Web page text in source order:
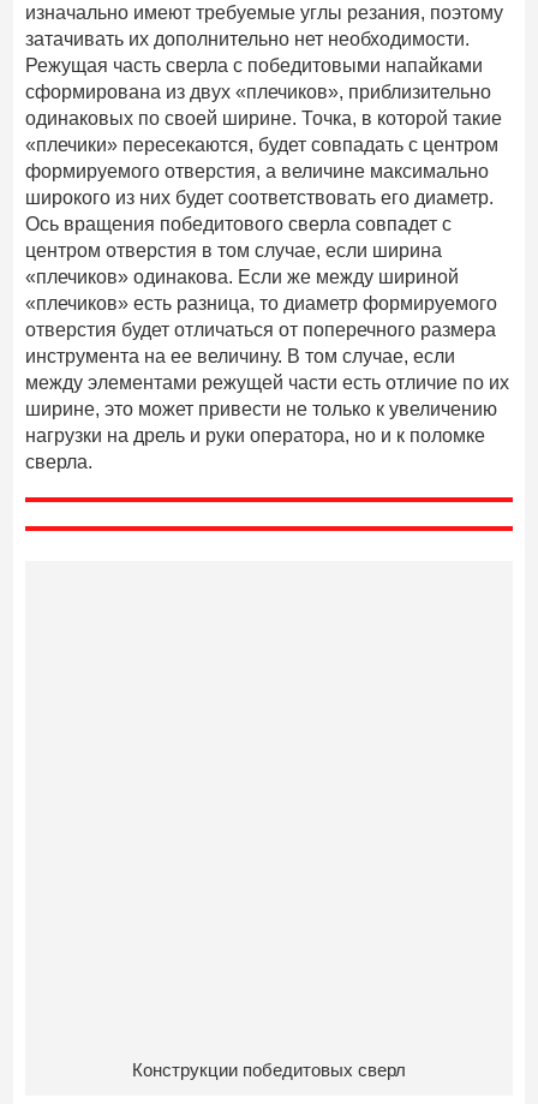
изначально имеют требуемые углы резания, поэтому
затачивать их дополнительно нет необходимости.
Режущая часть сверла с победитовыми напайками
сформирована из двух «плечиков», приблизительно
одинаковых по своей ширине. Точка, в которой такие
«плечики» пересекаются, будет совпадать с центром
формируемого отверстия, а величине максимально
широкого из них будет соответствовать его диаметр.
Ось вращения победитового сверла совпадет с
центром отверстия в том случае, если ширина
«плечиков» одинакова. Если же между шириной
«плечиков» есть разница, то диаметр формируемого
отверстия будет отличаться от поперечного размера
инструмента на ее величину. В том случае, если
между элементами режущей части есть отличие по их
ширине, это может привести не только к увеличению
нагрузки на дрель и руки оператора, но и к поломке
сверла.
Конструкции победитовых сверл